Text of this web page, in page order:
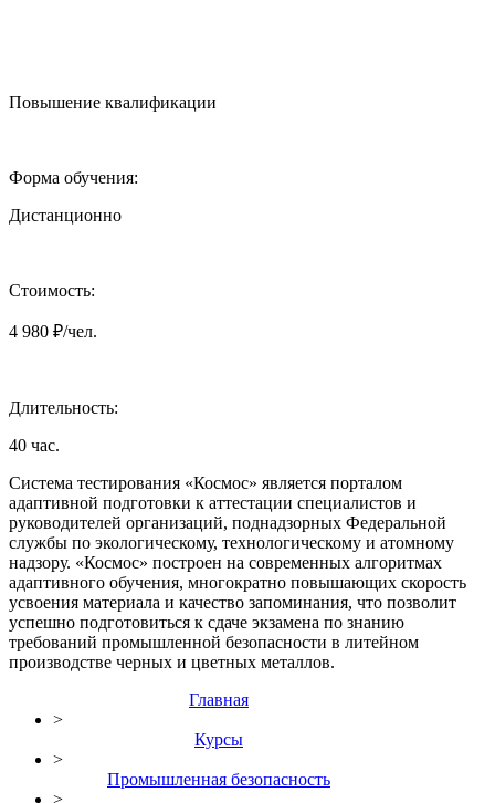
Повышение квалификации
Форма обучения:
Дистанционно
Стоимость:
4 980 ₽/чел.
Длительность:
40 час.
Система тестирования «Космос» является порталом
адаптивной подготовки к аттестации специалистов и
руководителей организаций, поднадзорных Федеральной
службы по экологическому, технологическому и атомному
надзору. «Космос» построен на современных алгоритмах
адаптивного обучения, многократно повышающих скорость
усвоения материала и качество запоминания, что позволит
успешно подготовиться к сдаче экзамена по знанию
требований промышленной безопасности в литейном
производстве черных и цветных металлов.
Главная
>
Курсы
>
Промышленная безопасность
>